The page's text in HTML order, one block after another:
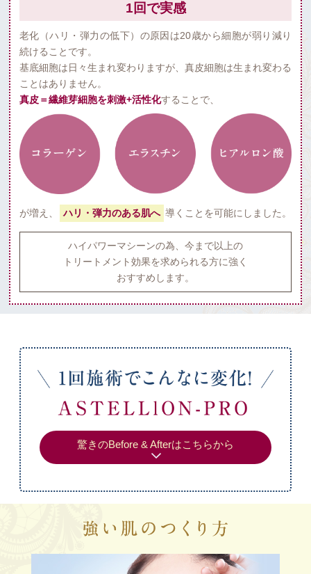
1回で実感
老化（ハリ・弾力の低下）の原因は20歳から細胞が弱り減り
続けることです。
基底細胞は日々生まれ変わりますが、真皮細胞は生まれ変わる
ことはありません。
真皮＝繊維芽細胞を刺激+活性化することで、
が増え、 ハリ・弾力のある肌へ 導くことを可能にしました。
ハイパワーマシーンの為、今まで以上の
トリートメント効果を求められる方に強く
おすすめします。
驚きのBefore & Afterはこちらから